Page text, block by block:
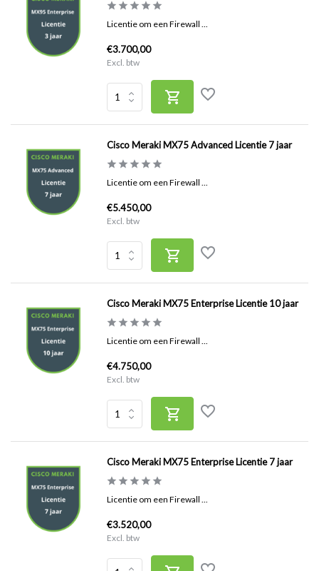
Licentie om een Firewall ...
€3.700,00
Excl. btw
Cisco Meraki MX75 Advanced Licentie 7 jaar
Licentie om een Firewall ...
€5.450,00
Excl. btw
Cisco Meraki MX75 Enterprise Licentie 10 jaar
Licentie om een Firewall ...
€4.750,00
Excl. btw
Cisco Meraki MX75 Enterprise Licentie 7 jaar
Licentie om een Firewall ...
€3.520,00
Excl. btw